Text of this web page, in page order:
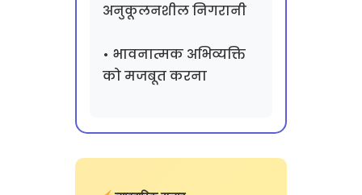
अनुकूलनशील निगरानी
• भावनात्मक अभिव्यक्ति
को मजबूत करना